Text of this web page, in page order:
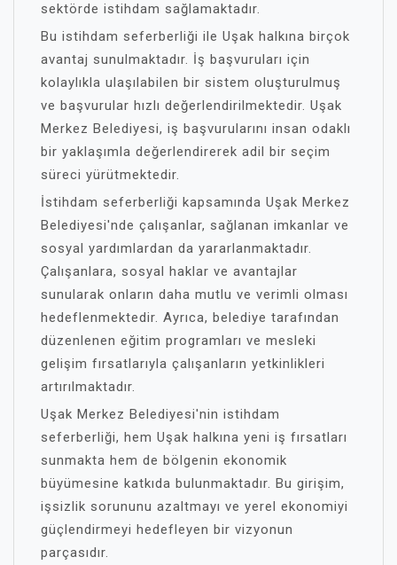
sektörde istihdam sağlamaktadır.
Bu istihdam seferberliği ile Uşak halkına birçok
avantaj sunulmaktadır. İş başvuruları için
kolaylıkla ulaşılabilen bir sistem oluşturulmuş
ve başvurular hızlı değerlendirilmektedir. Uşak
Merkez Belediyesi, iş başvurularını insan odaklı
bir yaklaşımla değerlendirerek adil bir seçim
süreci yürütmektedir.
İstihdam seferberliği kapsamında Uşak Merkez
Belediyesi'nde çalışanlar, sağlanan imkanlar ve
sosyal yardımlardan da yararlanmaktadır.
Çalışanlara, sosyal haklar ve avantajlar
sunularak onların daha mutlu ve verimli olması
hedeflenmektedir. Ayrıca, belediye tarafından
düzenlenen eğitim programları ve mesleki
gelişim fırsatlarıyla çalışanların yetkinlikleri
artırılmaktadır.
Uşak Merkez Belediyesi'nin istihdam
seferberliği, hem Uşak halkına yeni iş fırsatları
sunmakta hem de bölgenin ekonomik
büyümesine katkıda bulunmaktadır. Bu girişim,
işsizlik sorununu azaltmayı ve yerel ekonomiyi
güçlendirmeyi hedefleyen bir vizyonun
parçasıdır.